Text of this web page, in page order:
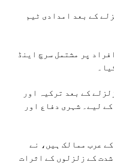
کے بعد امدادی ٹیم
زلزلے کے بعد شمالی مقدونیہ نے۔ 40 افراد پر مشتمل سرچ اینڈ
کے بعد ترکیہ اور
لیے۔ شہری دفاع اور
سے 12 مشرق وسطیٰ کے عرب ممالک ہیں، نے
اعلان کیا کہ وہ ترکیہ میں 7.7 اور 7.6 شدت کے زلزلوں کے اثرات